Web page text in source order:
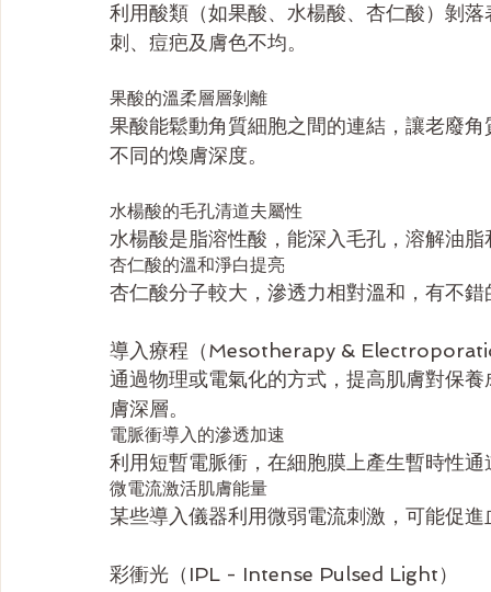
利用酸類（如果酸、水楊酸、杏仁酸）剝
刺、痘疤及膚色不均。
果酸的溫柔層層剝離
果酸能鬆動角質細胞之間的連結，讓老廢
不同的煥膚深度。
水楊酸的毛孔清道夫屬性
水楊酸是脂溶性酸，能深入毛孔，溶解油
杏仁酸的溫和淨白提亮
杏仁酸分子較大，滲透力相對溫和，有不
導入療程（Mesotherapy &
通過物理或電氣化的方式，提高肌膚對保
膚深層。
電脈衝導入的滲透加速
利用短暫電脈衝，在細胞膜上產生暫時性
微電流激活肌膚能量
某些導入儀器利用微弱電流刺激，可能促
彩衝光（IPL - Intense Pulsed Light）